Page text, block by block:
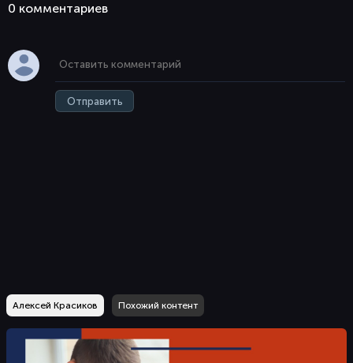
0 комментaриев
Отправить
Алексей Красиков Похожий контент